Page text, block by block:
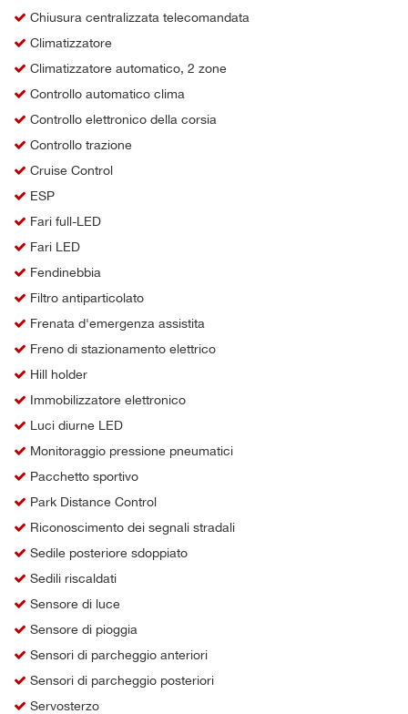
Chiusura centralizzata telecomandata
Climatizzatore
Climatizzatore automatico, 2 zone
Controllo automatico clima
Controllo elettronico della corsia
Controllo trazione
Cruise Control
ESP
Fari full-LED
Fari LED
Fendinebbia
Filtro antiparticolato
Frenata d'emergenza assistita
Freno di stazionamento elettrico
Hill holder
Immobilizzatore elettronico
Luci diurne LED
Monitoraggio pressione pneumatici
Pacchetto sportivo
Park Distance Control
Riconoscimento dei segnali stradali
Sedile posteriore sdoppiato
Sedili riscaldati
Sensore di luce
Sensore di pioggia
Sensori di parcheggio anteriori
Sensori di parcheggio posteriori
Servosterzo